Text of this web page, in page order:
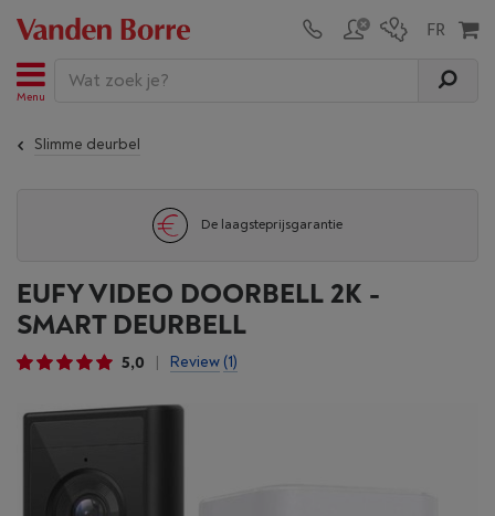
Menu
Slimme deurbel
De laagsteprijsgarantie
EUFY VIDEO DOORBELL 2K -
SMART DEURBELL
5,0 Review (1)